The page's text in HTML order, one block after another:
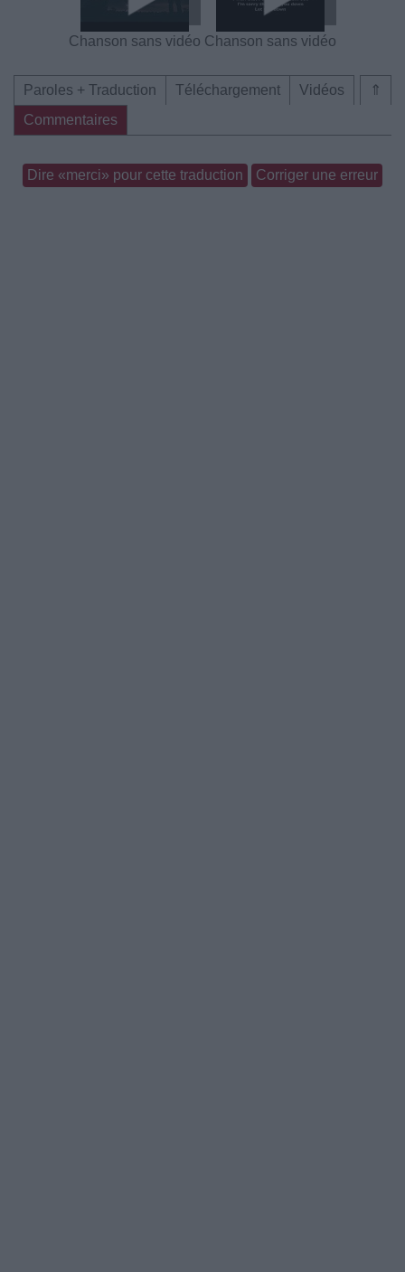
Chanson sans vidéo Chanson sans vidéo
⇑
Paroles + Traduction Téléchargement
Vidéos
Commentaires
Dire «merci» pour cette traduction Corriger une erreur